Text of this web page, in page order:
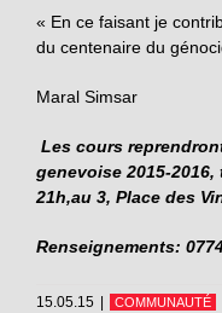
« En ce faisant je
du centenaire du
Maral Simsar
Les cours
genevoise 2015-
21h,au 3, Place des
Renseignements: 07
15.05.15 COMMUNAUTÉ